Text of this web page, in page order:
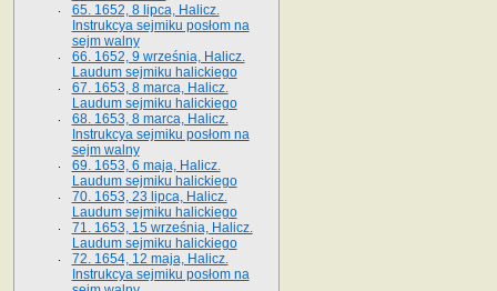
65. 1652, 8 lipca, Halicz.
Instrukcya sejmiku posłom na
sejm walny
66. 1652, 9 września, Halicz.
Laudum sejmiku halickiego
67. 1653, 8 marca, Halicz.
Laudum sejmiku halickiego
68. 1653, 8 marca, Halicz.
Instrukcya sejmiku posłom na
sejm walny
69. 1653, 6 maja, Halicz.
Laudum sejmiku halickiego
70. 1653, 23 lipca, Halicz.
Laudum sejmiku halickiego
71. 1653, 15 września, Halicz.
Laudum sejmiku halickiego
72. 1654, 12 maja, Halicz.
Instrukcya sejmiku posłom na